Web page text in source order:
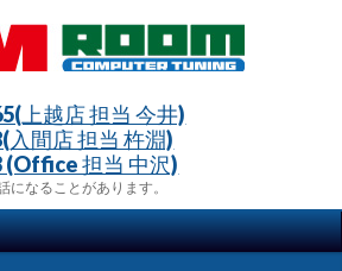
上越店 担当 今井)
間店 担当 杵淵)
(Office 担当 中沢)
なることがあります。